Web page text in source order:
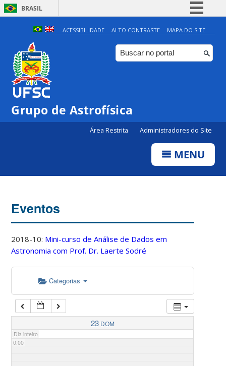
BRASIL
Simplifique!
Comunica BR
Participe
ACESSIBILIDADE ALTO CONTRASTE MAPA DO SITE
Grupo de Astrofísica
Área Restrita Administradores do Site
MENU
Eventos
2018-10: Mini-curso de Análise de Dados em
Astronomia com Prof. Dr. Laerte Sodré
Categorias
23 DOM
Dia inteiro
0:00